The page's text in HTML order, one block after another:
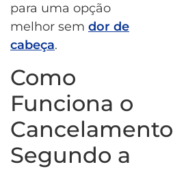
para uma opção
melhor sem dor de
cabeça.
Como
Funciona o
Cancelamento
Segundo a